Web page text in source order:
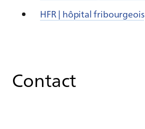
HFR | hôpital fribourgeois
Contact